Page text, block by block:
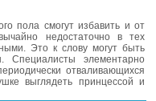
пола смогут избавить и от
недостаточно в тех
Это к слову могут быть
Специалисты элементарно
отваливающихся
выглядеть принцессой и